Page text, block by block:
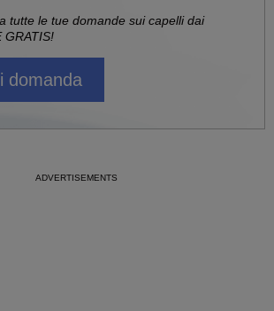
tutte le tue domande sui capelli dai
GRATIS!
domanda